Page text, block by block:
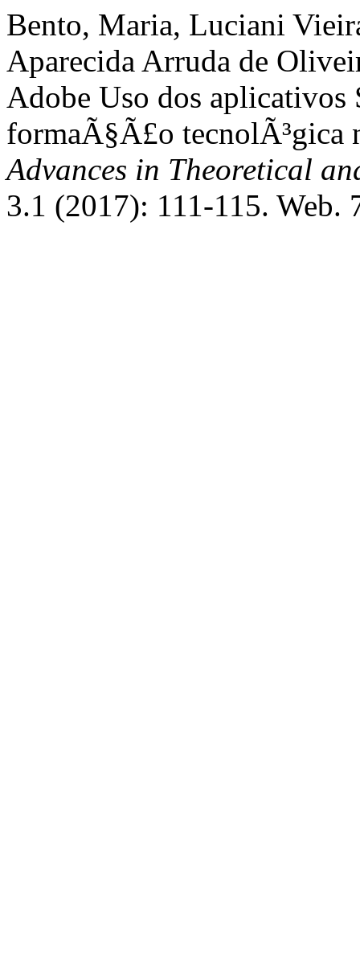
Bento, Maria, Luciani
Aparecida Arruda de
Adobe Uso dos aplicativos
formaÃ§Ã£o tecnolÃ³gica
Advances in Theoretical
3.1 (2017): 111-115. Web.